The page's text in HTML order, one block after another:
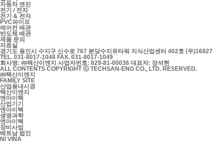
자동차 엔진
전기 / 전자
전기 & 전자
PVC파이프
에어컨 배관
반도체 배관
제품 문의
자료실
경기도 용인시 수지구 신수로 767 분당수지유타워 지식산업센터 402호 (우)16827
TEL. 031-8017-1048 FAX. 031-8017-1049
회사명: ㈜택산이엔지 사업자번호: 829-81-00036 대표자: 장석현
ALL CONTENTS COPYRIGHT ⓒ TECHSAN-ENG CO., LTD. RESERVED.
㈜택산이엔지
FAMILY SITE
산업용내시경
택산이엔지
엔아이텍
산업기기
엔아이텍
생명과학
엔아이텍
장비사업
베트남 법인
NI VINA